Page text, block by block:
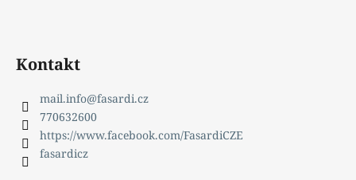
Kontakt
mail.info@fasardi.cz
770632600
https://www.facebook.com/FasardiCZE
fasardicz